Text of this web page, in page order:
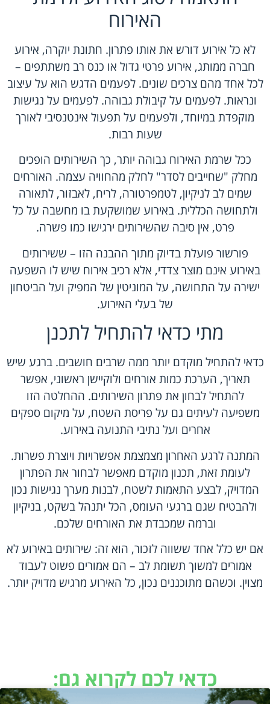
האירוח
לא כל אירוע דורש את אותו פתרון. חתונת יוקרה, אירוע
חברה ממותג, אירוע פרטי גדול או כנס רב משתתפים –
לכל אחד מהם צרכים שונים. לפעמים הדגש הוא על עיצוב
ונראות. לפעמים על קיבולת גבוהה. לפעמים על נגישות
מוקפדת במיוחד, ולפעמים על תפעול אינטנסיבי לאורך
שעות רבות.
ככל שרמת האירוח גבוהה יותר, כך השירותים הופכים
מחלק "שחייבים לסדר" לחלק מהחוויה עצמה. האורחים
שמים לב לניקיון, לטמפרטורה, לריח, לאבזור, לתאורה
ולתחושה הכללית. באירוע שמושקעת בו מחשבה על כל
פרט, אין סיבה שהשירותים ירגישו כמו פשרה.
פורשור פועלת בדיוק מתוך ההבנה הזו – ששירותים
באירוע אינם מוצר צדדי, אלא רכיב אירוח שיש לו השפעה
ישירה על התחושה, על המוניטין של המפיק ועל הביטחון
של בעלי האירוע.
מתי כדאי להתחיל לתכנן
כדאי להתחיל מוקדם יותר ממה שרבים חושבים. ברגע שיש
תאריך, הערכת כמות אורחים ולוקיישן ראשוני, אפשר
להתחיל לבחון את פתרון השירותים. ההחלטה הזו
משפיעה לעיתים גם על פריסת השטח, על מיקום ספקים
אחרים ועל נתיבי התנועה באירוע.
המתנה לרגע האחרון מצמצמת אפשרויות ויוצרת פשרות.
לעומת זאת, תכנון מוקדם מאפשר לבחור את הפתרון
המדויק, לבצע התאמות לשטח, לבנות מערך נגישות נכון
ולהבטיח שגם ברגעי העומס, הכל יתנהל בשקט, בניקיון
וברמה שמכבדת את האורחים שלכם.
אם יש כלל אחד ששווה לזכור, הוא זה: שירותים באירוע לא
אמורים למשוך תשומת לב – הם אמורים פשוט לעבוד
מצוין. וכשהם מתוכננים נכון, כל האירוע מרגיש מדויק יותר.
כדאי לכם לקרוא גם: